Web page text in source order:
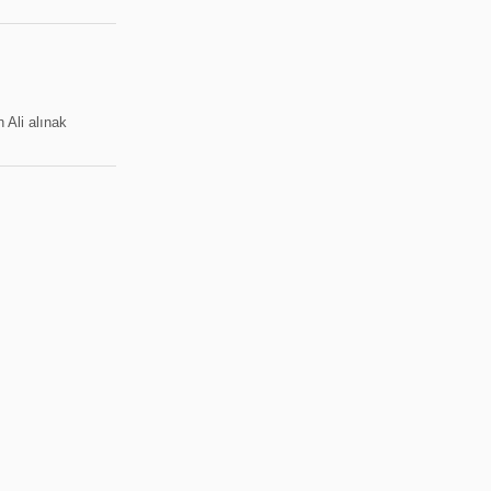
Ali alınak